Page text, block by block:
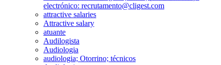
electrónico: recrutamento@cligest.com
attractive salaries
Attractive salary
atuante
Audilogista
Audiologia
audiologia; Otorrino; técnicos